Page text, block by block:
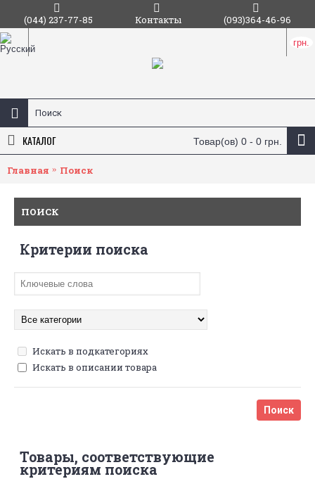
(044) 237-77-85 Контакты (093)364-46-96
грн.
Товар(ов) 0 - 0 грн.
КАТАЛОГ
Главная Поиск
ПОИСК
Критерии поиска
Искать в подкатегориях
Искать в описании товара
Товары, соответствующие
критериям поиска